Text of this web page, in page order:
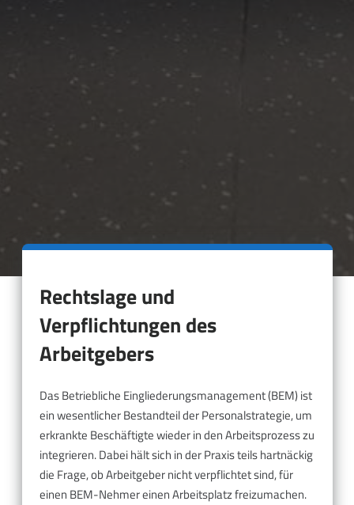
Rechtslage und
Verpflichtungen des
Arbeitgebers
Das Betriebliche Eingliederungsmanagement (BEM) ist
ein wesentlicher Bestandteil der Personalstrategie, um
erkrankte Beschäftigte wieder in den Arbeitsprozess zu
integrieren. Dabei hält sich in der Praxis teils hartnäckig
die Frage, ob Arbeitgeber nicht verpflichtet sind, für
einen BEM-Nehmer einen Arbeitsplatz freizumachen.